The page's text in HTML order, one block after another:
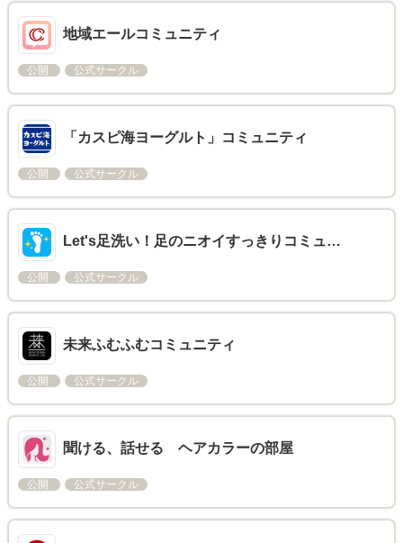
地域エールコミュニティ
公開 公式サークル
「カスピ海ヨーグルト」コミュニティ
公開 公式サークル
Let's足洗い！足のニオイすっきりコミュ…
公開 公式サークル
未来ふむふむコミュニティ
公開 公式サークル
聞ける、話せる ヘアカラーの部屋
公開 公式サークル